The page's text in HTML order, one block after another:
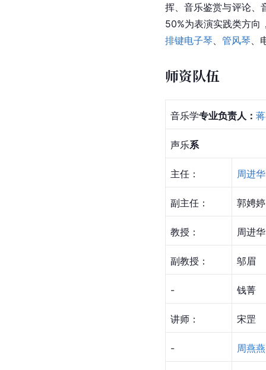
挥、音乐鉴赏与评论、
50%为表演实践类方向
排键电子琴
管风琴
师资队伍
音乐学专业负责人：
声乐系
主任： 周进华
副主任： 郭娉婷
教授： 周进华
副教授： 邬眉
- 钱菁
讲师： 宋罡
- 周燕燕